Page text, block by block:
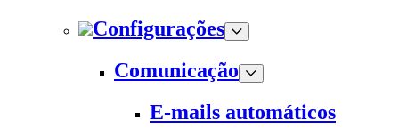
Configurações
Comunicação
E-mails automáticos